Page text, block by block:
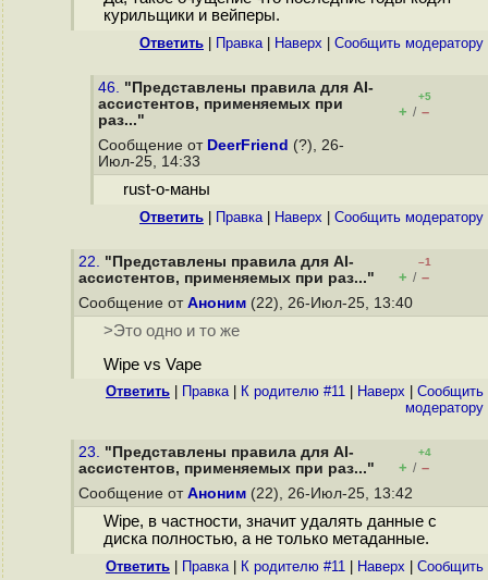
курильщики и вейперы.
Ответить Правка| Наверх Cообщить модератору
46. "Представлены правила для AI-
ассистентов, применяемых при
раз..."
+5
+ / –
Сообщение от DeerFriend (?), 26-
Июл-25, 14:33
rust-o-маны
Ответить Правка| Наверх Cообщить модератору
22. "Представлены правила для AI-
ассистентов, применяемых при раз..."
–1
+ / –
Сообщение от Аноним (22), 26-Июл-25, 13:40
>Это одно и то же
Wipe vs Vape
Ответить Правка| К родителю #11 Наверх
Cообщить
модератору
23. "Представлены правила для AI-
ассистентов, применяемых при раз..."
+4
+ / –
Сообщение от Аноним (22), 26-Июл-25, 13:42
Wipe, в частности, значит удалять данные с
диска полностью, а не только метаданные.
Ответить Правка| К родителю #11 Наверх
Cообщить